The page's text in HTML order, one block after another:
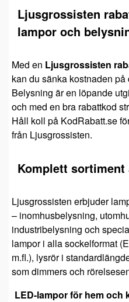
Ljusgrossisten
lampor och
Med en Ljusgrossisten
kan du sänka kostnaden
Belysning är en löpande
och med en bra rabattkod
Håll koll på KodRabatt.se
från Ljusgrossisten.
Komplett
Ljusgrossisten erbjuder
– inomhusbelysning,
industribelysning och
lampor i alla sockelformat
m.fl.), lysrör i
som dimmers och
LED-lampor för hem och